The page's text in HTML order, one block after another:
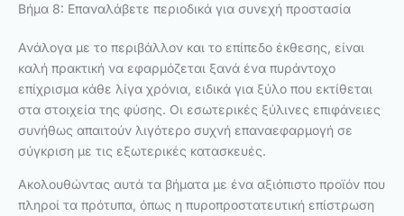
Βήμα 8: Επαναλάβετε περιοδικά για συνεχή προστασία
Ανάλογα με το περιβάλλον και το επίπεδο έκθεσης, είναι
καλή πρακτική να εφαρμόζεται ξανά ένα πυράντοχο
επίχρισμα κάθε λίγα χρόνια, ειδικά για ξύλο που εκτίθεται
στα στοιχεία της φύσης. Οι εσωτερικές ξύλινες επιφάνειες
συνήθως απαιτούν λιγότερο συχνή επαναεφαρμογή σε
σύγκριση με τις εξωτερικές κατασκευές.
Ακολουθώντας αυτά τα βήματα με ένα αξιόπιστο προϊόν που
πληροί τα πρότυπα, όπως η πυροπροστατευτική επίστρωση